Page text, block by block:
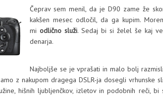
Čeprav sem menil, da je D90 zame že
kakšen mesec odločil, da ga kupim.
mi odlično služi. Sedaj bi si želel še kaj
denarja.
Najboljše se je vprašati in malo bolj
z nakupom dragega DSLR-ja dosegli vrhunske
hišnih ljubljenčkov, izletov in podobnih reči,